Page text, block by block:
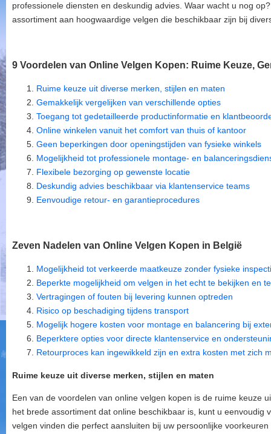
professionele diensten en deskundig advies. Waar wacht u nog
assortiment aan hoogwaardige velgen die beschikbaar zijn bij
9 Voordelen van Online Velgen Kopen: Ruime Keuze,
Ruime keuze uit diverse merken, stijlen en maten
Gemakkelijk vergelijken van verschillende opties
Toegang tot gedetailleerde productinformatie en
Online winkelen vanuit het comfort van thuis of kantoor
Geen beperkingen door openingstijden van fysieke winkels
Mogelijkheid tot professionele montage- en
Flexibele bezorging op gewenste locatie
Deskundig advies beschikbaar via klantenservice teams
Eenvoudige retour- en garantieprocedures
Zeven Nadelen van Online Velgen Kopen in België
Mogelijkheid tot verkeerde maatkeuze zonder fysieke
Beperkte mogelijkheid om velgen in het echt te bekijken en
Vertragingen of fouten bij levering kunnen optreden
Risico op beschadiging tijdens transport
Mogelijk hogere kosten voor montage en balancering bij
Beperktere opties voor directe klantenservice en
Retourproces kan ingewikkeld zijn en extra kosten met zich
Ruime keuze uit diverse merken, stijlen en maten
Een van de voordelen van online velgen kopen is de ruime keuze
het brede assortiment dat online beschikbaar is, kunt u eenvoudig
velgen vinden die perfect aansluiten bij uw persoonlijke